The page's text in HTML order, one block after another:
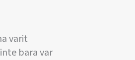
varit
bara var